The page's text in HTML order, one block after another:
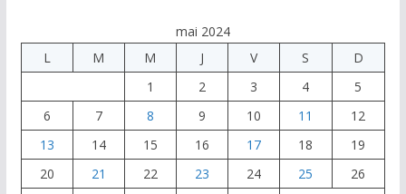
o
k
n
er
mai 2024
L
M M J V S
D
1
2 3 4
5
6
7 8 9 10 11
12
13
14 15 16 17 18
19
20
21 22 23 24 25 26